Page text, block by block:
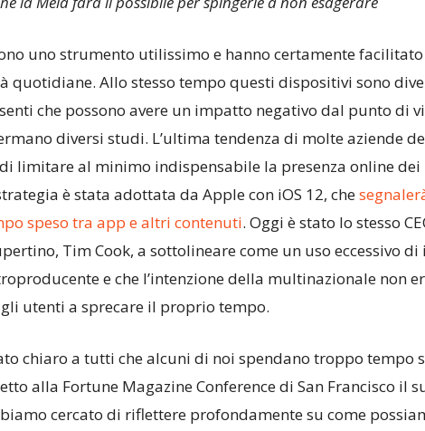
uno strumento utilissimo e hanno certamente facilitato
quotidiane. Allo stesso tempo questi dispositivi sono
che possono avere un impatto negativo dal punto di
diversi studi. L’ultima tendenza di molte aziende
limitare al minimo indispensabile la presenza online
è stata adottata da Apple con iOS 12, che
speso tra app e altri contenuti. Oggi è stato lo stesso
Tim Cook, a sottolineare come un uso eccessivo di
e che l’intenzione della multinazionale non
utenti a sprecare il proprio tempo.
chiaro a tutti che alcuni di noi spendano troppo tempo
alla Fortune Magazine Conference di San Francisco il
cercato di riflettere profondamente su come